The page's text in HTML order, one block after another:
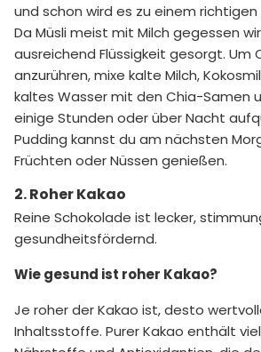
und schon wird es zu einem richtigen
Da Müsli meist mit Milch gegessen
ausreichend Flüssigkeit gesorgt. Um
anzurühren, mixe kalte Milch,
kaltes Wasser mit den Chia-Samen
einige Stunden oder über Nacht
Pudding kannst du am nächsten
Früchten oder Nüssen genießen.
2. Roher Kakao
Reine Schokolade ist lecker,
gesundheitsfördernd.
Wie gesund ist roher Kakao?
Je roher der Kakao ist, desto
Inhaltsstoffe. Purer Kakao enthält